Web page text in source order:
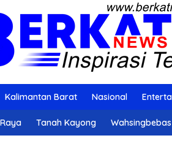
Kalimantan Barat Nasional
Tanah Kayong Wahsingbebas